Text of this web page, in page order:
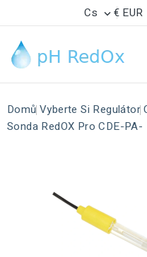
Cs  € EUR
Domů Vyberte Si Regulátor
Sonda RedOX Pro CDE-PA-